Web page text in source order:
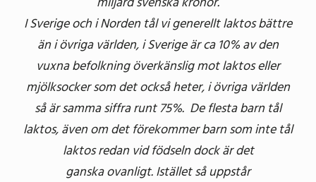
I Sverige och i Norden tål vi generellt laktos bättre
än i övriga världen, i Sverige är ca 10% av den
vuxna befolkning överkänslig mot laktos eller
mjölksocker som det också heter, i övriga världen
så är samma siffra runt 75%. De flesta barn tål
laktos, även om det förekommer barn som inte tål
laktos redan vid födseln dock är det
ganska ovanligt. Istället så uppstår